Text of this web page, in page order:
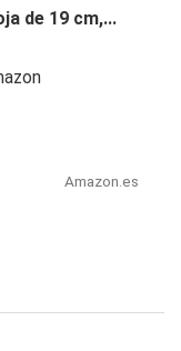
de 19 cm,...
Amazon.es